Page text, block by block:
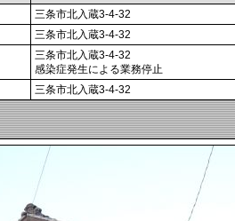
三条市北入蔵3-4-32
三条市北入蔵3-4-32
三条市北入蔵3-4-32
感染症発生による業務停止
三条市北入蔵3-4-32